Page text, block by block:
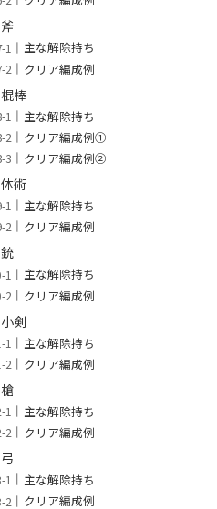
斧
主な解除持ち
クリア編成例
棍棒
主な解除持ち
クリア編成例①
クリア編成例②
体術
主な解除持ち
クリア編成例
銃
主な解除持ち
クリア編成例
小剣
主な解除持ち
クリア編成例
槍
主な解除持ち
クリア編成例
弓
主な解除持ち
クリア編成例